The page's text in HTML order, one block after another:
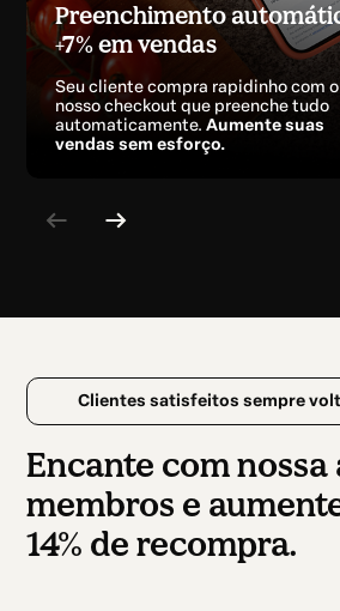
Preenchimento
+7% em vendas
Seu cliente compra rapidinho com o
nosso checkout que preenche tudo
automaticamente.Aumente suas
vendas sem esforço.
Clientes satisfeitos sempre
Encante com nossa
membros e
14% de recompra.